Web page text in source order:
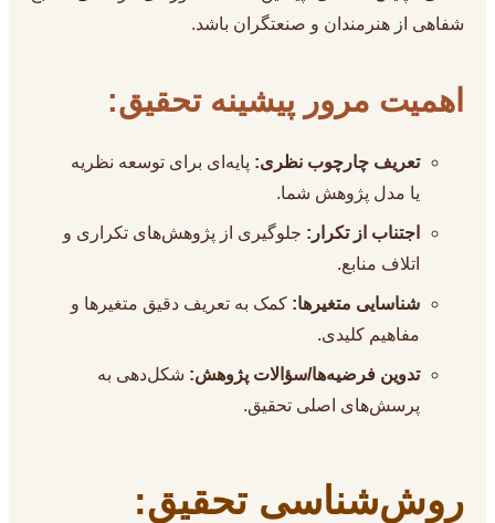
شفاهی از هنرمندان و صنعتگران باشد.
اهمیت مرور پیشینه تحقیق:
تعریف چارچوب نظری: پایه‌ای برای توسعه نظریه
یا مدل پژوهش شما.
اجتناب از تکرار: جلوگیری از پژوهش‌های تکراری و
اتلاف منابع.
شناسایی متغیرها: کمک به تعریف دقیق متغیرها و
مفاهیم کلیدی.
تدوین فرضیه‌ها/سؤالات پژوهش: شکل‌دهی به
پرسش‌های اصلی تحقیق.
روش‌شناسی تحقیق: